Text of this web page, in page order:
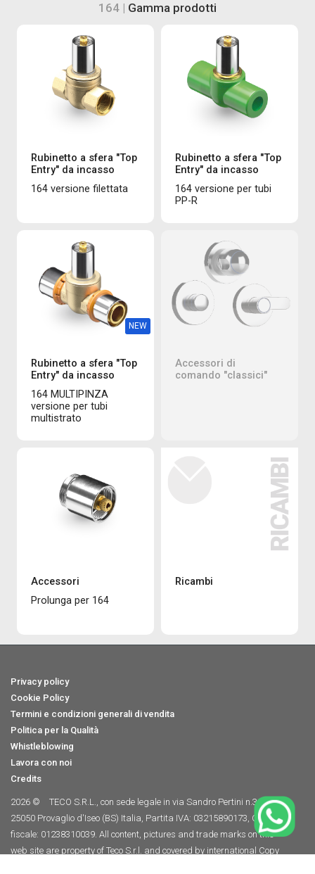
164 | Gamma prodotti
Rubinetto a sfera "Top
Entry" da incasso
164 versione filettata
Rubinetto a sfera "Top
Entry" da incasso
164 versione per tubi
PP-R
NEW
Rubinetto a sfera "Top
Entry" da incasso
164 MULTIPINZA
versione per tubi
multistrato
Accessori di
comando "classici"
Accessori
Prolunga per 164
Ricambi
Privacy policy
Cookie Policy
Termini e condizioni generali di vendita
Politica per la Qualità
Whistleblowing
Lavora con noi
Credits
2026 ©
TECO S.R.L., con sede legale in via Sandro Pertini n.39/41,
25050 Provaglio d'Iseo (BS) Italia, Partita IVA: 03215890173, Codice
fiscale: 01238310039. All content, pictures and trade marks on this
web site are property of Teco S.r.l. and covered by international Copy